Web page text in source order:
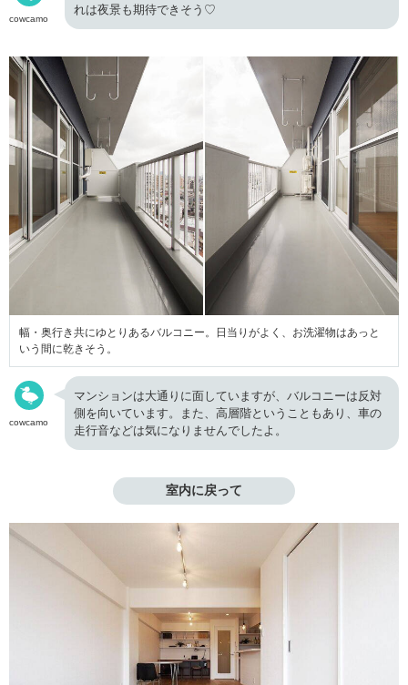
cowcamo
れは夜景も期待できそう♡
幅・奥行き共にゆとりあるバルコニー。日当りがよく、お洗濯物はあっと
いう間に乾きそう。
cowcamo
マンションは大通りに面していますが、バルコニーは反対
側を向いています。また、高層階ということもあり、車の
走行音などは気になりませんでしたよ。
室内に戻って